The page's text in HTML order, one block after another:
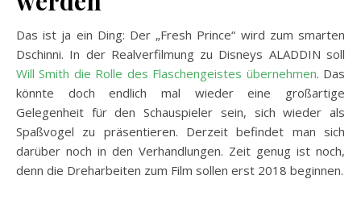
Das ist ja ein Ding: Der „Fresh Prince“ wird zum smarten
Dschinni. In der Realverfilmung zu Disneys ALADDIN soll
Will Smith die Rolle des Flaschengeistes übernehmen. Das
könnte doch endlich mal wieder eine großartige
Gelegenheit für den Schauspieler sein, sich wieder als
Spaßvogel zu präsentieren. Derzeit befindet man sich
darüber noch in den Verhandlungen. Zeit genug ist noch,
denn die Dreharbeiten zum Film sollen erst 2018 beginnen.